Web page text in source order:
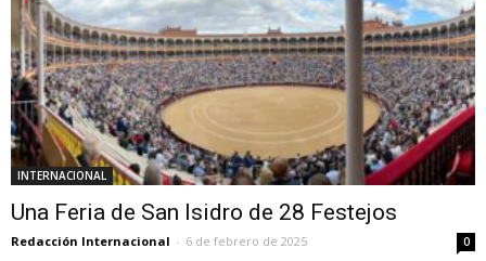
INTERNACIONAL
Una Feria de San Isidro de 28 Festejos
Redacción Internacional - 6 de febrero de 2025 0